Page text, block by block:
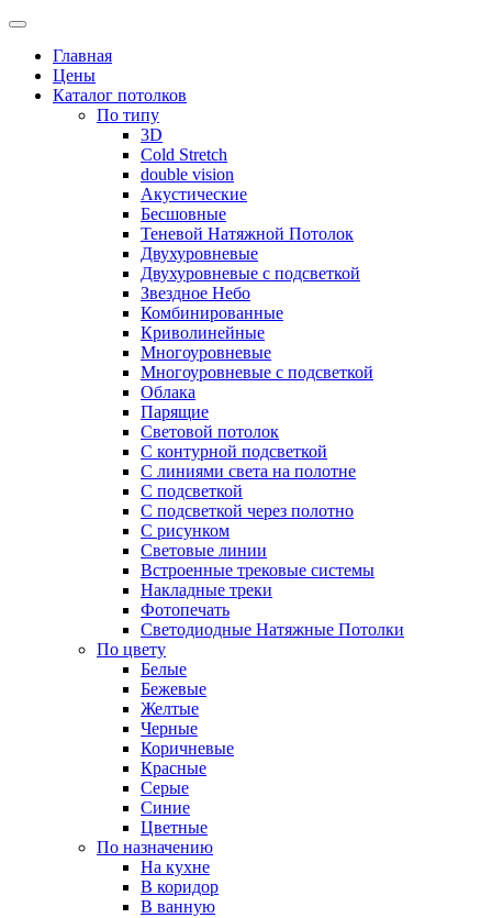
Skip
contentГлавная
Цены
Каталог потолков
По типу
3D
Cold Stretch
double vision
Акустические
Бесшовные
Теневой Натяжной Потолок
Двухуровневые
Двухуровневые с подсветкой
Звездное Небо
Комбинированные
Криволинейные
Многоуровневые
Многоуровневые с подсветкой
Облака
Парящие
Световой потолок
С контурной подсветкой
С линиями света на полотне
С подсветкой
С подсветкой через полотно
С рисунком
Световые линии
Встроенные трековые системы
Накладные треки
Фотопечать
Светодиодные Натяжные Потолки
По цвету
Белые
Бежевые
Желтые
Черные
Коричневые
Красные
Серые
Синие
Цветные
По назначению
На кухне
В коридор
В ванную